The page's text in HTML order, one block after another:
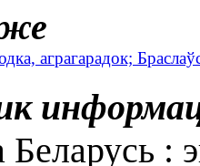
аграгарадок;
: